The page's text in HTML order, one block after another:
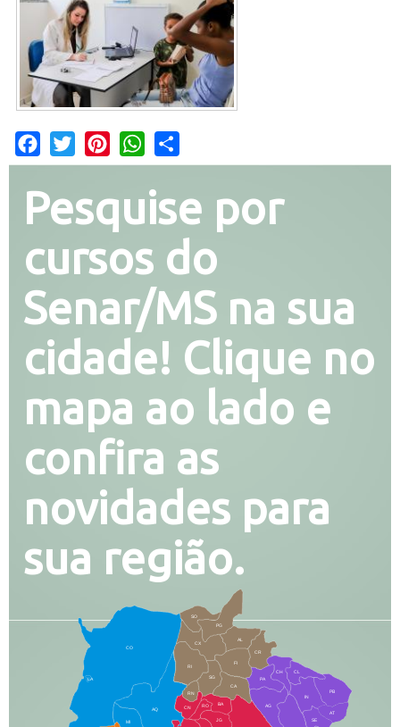
Facebook
Twitter PinterestWhatsApp
Pesquise por
cursos do
Senar/MS na sua
cidade! Clique no
mapa ao lado e
confira as
novidades para
sua região.
CO
AQ
MI
CX
RI
AL
CR
FI
SG
BA
CA
PA
CH CL
PB
SE
AG
RO
JG
IN
RN
CN
AT
PG
SO
LA